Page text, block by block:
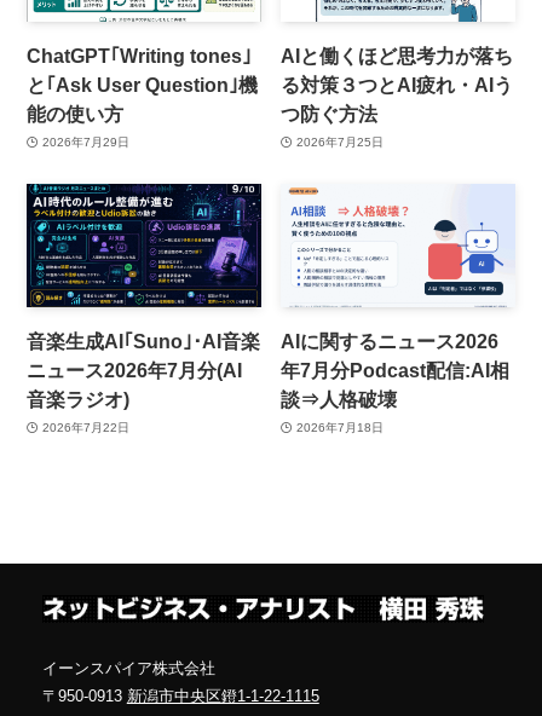
ChatGPT｢Writing tones｣
と｢Ask User Question｣機
能の使い方
2026年7月29日
AIと働くほど思考力が落ち
る対策３つとAI疲れ・AIう
つ防ぐ方法
2026年7月25日
音楽生成AI｢Suno｣･AI音楽
ニュース2026年7月分(AI
音楽ラジオ)
2026年7月22日
AIに関するニュース2026
年7月分Podcast配信:AI相
談⇒人格破壊
2026年7月18日
イーンスパイア株式会社
〒950-0913 新潟市中央区鐙1-1-22-1115